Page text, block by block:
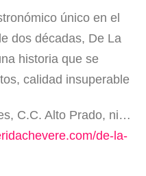
único en el
dos décadas, De La
historia que se
calidad insuperable
1, local 29. Mérida – Edo. Mérida, Venezuela
de-la-